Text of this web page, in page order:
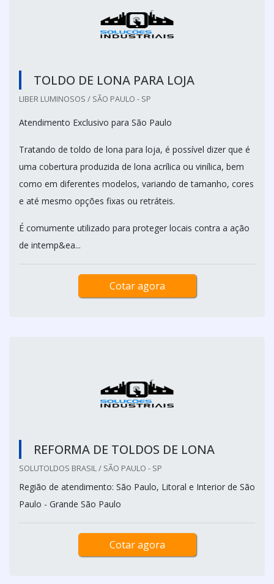
TOLDO DE LONA PARA LOJA
LIBER LUMINOSOS / SÃO PAULO - SP
Atendimento Exclusivo para São Paulo
Tratando de toldo de lona para loja, é possível dizer que é
uma cobertura produzida de lona acrílica ou vinílica, bem
como em diferentes modelos, variando de tamanho, cores
e até mesmo opções fixas ou retráteis.
É comumente utilizado para proteger locais contra a ação
de intemp&ea...
Cotar agora
REFORMA DE TOLDOS DE LONA
SOLUTOLDOS BRASIL / SÃO PAULO - SP
Região de atendimento: São Paulo, Litoral e Interior de São
Paulo - Grande São Paulo
Cotar agora